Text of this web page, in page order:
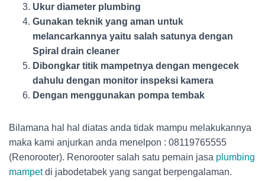
Ukur diameter plumbing
Gunakan teknik yang aman untuk
melancarkannya yaitu salah satunya dengan
Spiral drain cleaner
Dibongkar titik mampetnya dengan mengecek
dahulu dengan monitor inspeksi kamera
Dengan menggunakan pompa tembak
Bilamana hal hal diatas anda tidak mampu melakukannya
maka kami anjurkan anda menelpon : 08119765555
(Renorooter). Renorooter salah satu pemain jasa plumbing
mampetdi jabodetabek yang sangat berpengalaman.